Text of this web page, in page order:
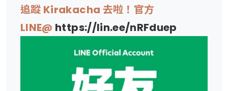
追蹤 Kirakacha 去啦！官方
LINE@ https://lin.ee/nRFduep